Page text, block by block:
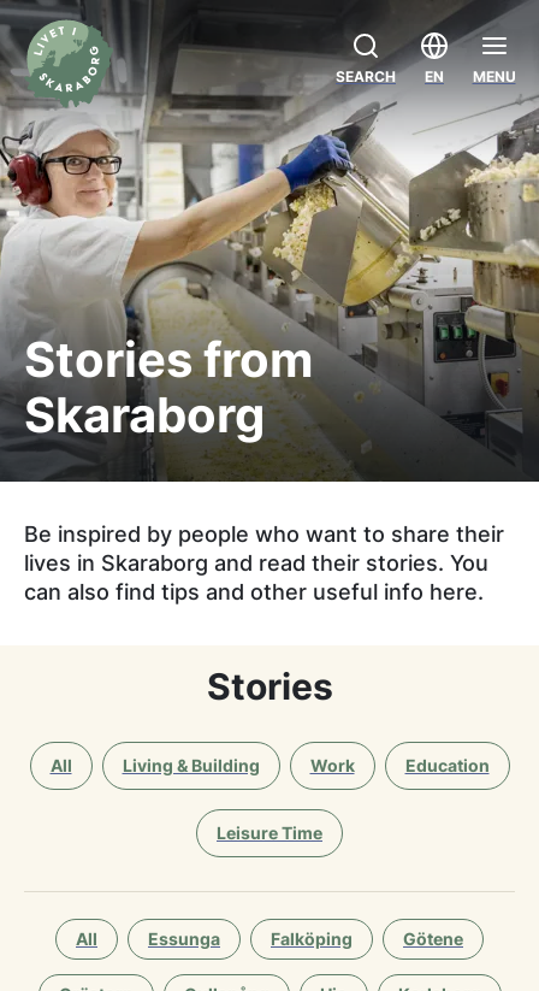
Be inspired by people who want to share their
lives in Skaraborg and read their stories. You
can also find tips and other useful info here.
Stories from
Skaraborg
SEARCH EN MENU
Stories
All Living & Building Work Education
Leisure Time
All Essunga Falköping Götene